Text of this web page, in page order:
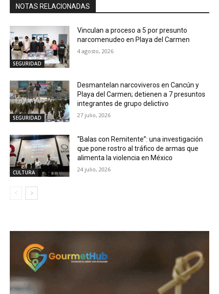
NOTAS RELACIONADAS
SEGURIDAD
Vinculan a proceso a 5 por presunto
narcomenudeo en Playa del Carmen
4 agosto, 2026
SEGURIDAD
Desmantelan narcoviveros en Cancún y
Playa del Carmen; detienen a 7 presuntos
integrantes de grupo delictivo
27 julio, 2026
CULTURA
“Balas con Remitente”: una investigación
que pone rostro al tráfico de armas que
alimenta la violencia en México
24 julio, 2026